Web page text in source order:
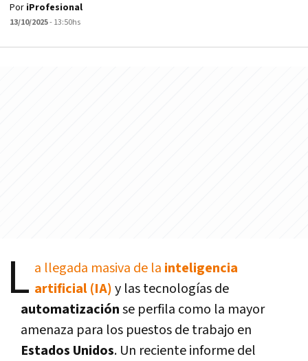
Por iProfesional
13/10/2025- 13:50hs
L a llegada masiva de la inteligencia
artificial (IA)y las tecnologías de
automatizaciónse perfila como la mayor
amenaza para los puestos de trabajo en
Estados Unidos. Un reciente informe del